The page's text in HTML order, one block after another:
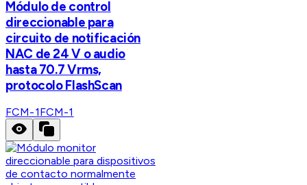
Módulo de control
direccionable para
circuito de notificación
NAC de 24 V o audio
hasta 70.7 Vrms,
protocolo FlashScan
FCM-1FCM-1